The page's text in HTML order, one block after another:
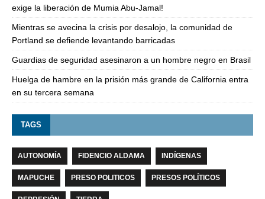
exige la liberación de Mumia Abu-Jamal!
Mientras se avecina la crisis por desalojo, la comunidad de
Portland se defiende levantando barricadas
Guardias de seguridad asesinaron a un hombre negro en Brasil
Huelga de hambre en la prisión más grande de California entra
en su tercera semana
TAGS
AUTONOMÍA FIDENCIO ALDAMA INDÍGENAS
MAPUCHE PRESO POLITICOS PRESOS POLÍTICOS